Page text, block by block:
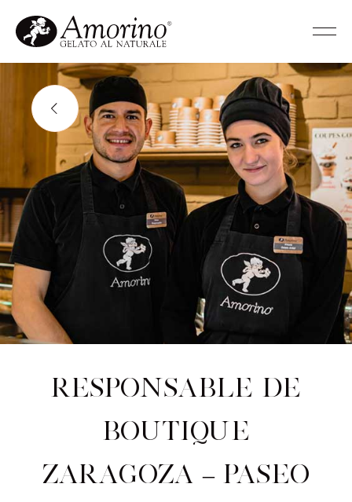
Responsable de
Boutique
Zaragoza – Paseo